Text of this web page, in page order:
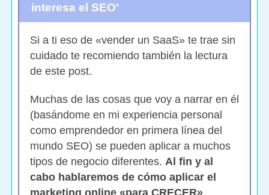
interesa el SEO'
Si a ti eso de «vender un SaaS» te trae sin
cuidado te recomiendo también la lectura
de este post.
Muchas de las cosas que voy a narrar en él
(basándome en mi experiencia personal
como emprendedor en primera línea del
mundo SEO) se pueden aplicar a muchos
tipos de negocio diferentes. Al fin y al
cabo hablaremos de cómo aplicar el